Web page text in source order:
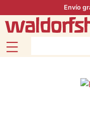
Envío